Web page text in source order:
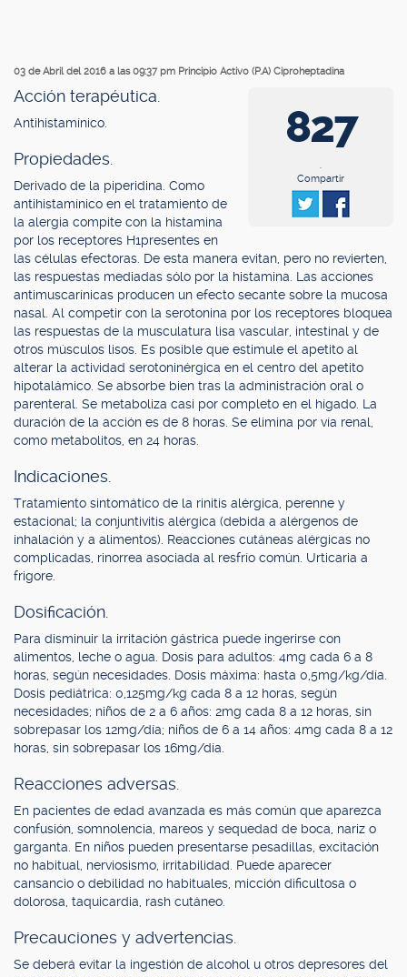
03 de Abril del 2016 a las 09:37 pm Principio Activo (P.A) Ciproheptadina
827
.
Compartir
Acción terapéutica.
Antihistamínico.
Propiedades.
Derivado de la piperidina. Como
antihistamínico en el tratamiento de
la alergia compite con la histamina
por los receptores H1presentes en
las células efectoras. De esta manera evitan, pero no revierten,
las respuestas mediadas sólo por la histamina. Las acciones
antimuscarínicas producen un efecto secante sobre la mucosa
nasal. Al competir con la serotonina por los receptores bloquea
las respuestas de la musculatura lisa vascular, intestinal y de
otros músculos lisos. Es posible que estimule el apetito al
alterar la actividad serotoninérgica en el centro del apetito
hipotalámico. Se absorbe bien tras la administración oral o
parenteral. Se metaboliza casi por completo en el hígado. La
duración de la acción es de 8 horas. Se elimina por vía renal,
como metabolitos, en 24 horas.
Indicaciones.
Tratamiento sintomático de la rinitis alérgica, perenne y
estacional; la conjuntivitis alérgica (debida a alérgenos de
inhalación y a alimentos). Reacciones cutáneas alérgicas no
complicadas, rinorrea asociada al resfrío común. Urticaria a
frigore.
Dosificación.
Para disminuir la irritación gástrica puede ingerirse con
alimentos, leche o agua. Dosis para adultos: 4mg cada 6 a 8
horas, según necesidades. Dosis máxima: hasta 0,5mg/kg/día.
Dosis pediátrica: 0,125mg/kg cada 8 a 12 horas, según
necesidades; niños de 2 a 6 años: 2mg cada 8 a 12 horas, sin
sobrepasar los 12mg/día; niños de 6 a 14 años: 4mg cada 8 a 12
horas, sin sobrepasar los 16mg/día.
Reacciones adversas.
En pacientes de edad avanzada es más común que aparezca
confusión, somnolencia, mareos y sequedad de boca, nariz o
garganta. En niños pueden presentarse pesadillas, excitación
no habitual, nerviosismo, irritabilidad. Puede aparecer
cansancio o debilidad no habituales, micción dificultosa o
dolorosa, taquicardia, rash cutáneo.
Precauciones y advertencias.
Se deberá evitar la ingestión de alcohol u otros depresores del